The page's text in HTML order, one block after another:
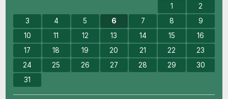
1
2
3
4 5 6 7 8
9
10
11 12 13 14 15
16
17
18 19 20 21 22
23
24
25 26 27 28 29
30
31